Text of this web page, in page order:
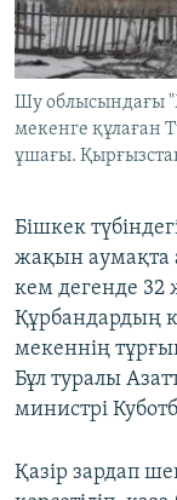
ЖАЗЫЛЫҢЫЗ
Басқа
Шу облысындағы
мекенге құлаған
ұшағы.
Бішкек
жақын аумақта
кем дегенде 32
Құрбандардың
мекеннің
Бұл туралы
министрі
Қазір зардап